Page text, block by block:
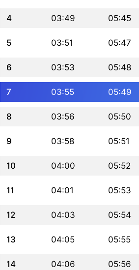
4 03:49 05:45
5 03:51 05:47
6 03:53 05:48
7 03:55 05:49
8 03:56 05:50
9 03:58 05:51
10 04:00 05:52
11 04:01 05:53
12 04:03 05:54
13 04:05 05:55
14 04:06 05:56